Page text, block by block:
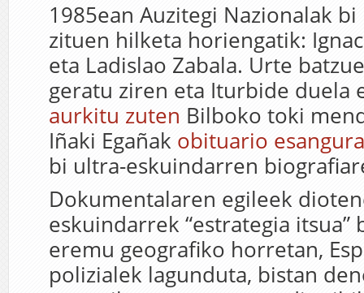
1985ean Auzitegi Nazionalak
zituen hilketa horiengatik:
eta Ladislao Zabala. Urte
geratu ziren eta Iturbide duela
aurkitu zuten Bilboko toki
Iñaki Egañak obituario
bi ultra-eskuindarren
Dokumentalaren egileek
eskuindarrek “estrategia itsua”
eremu geografiko horretan,
polizialek lagunduta, bistan